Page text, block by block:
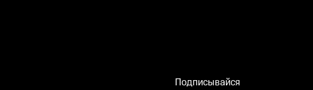
Подписывайся